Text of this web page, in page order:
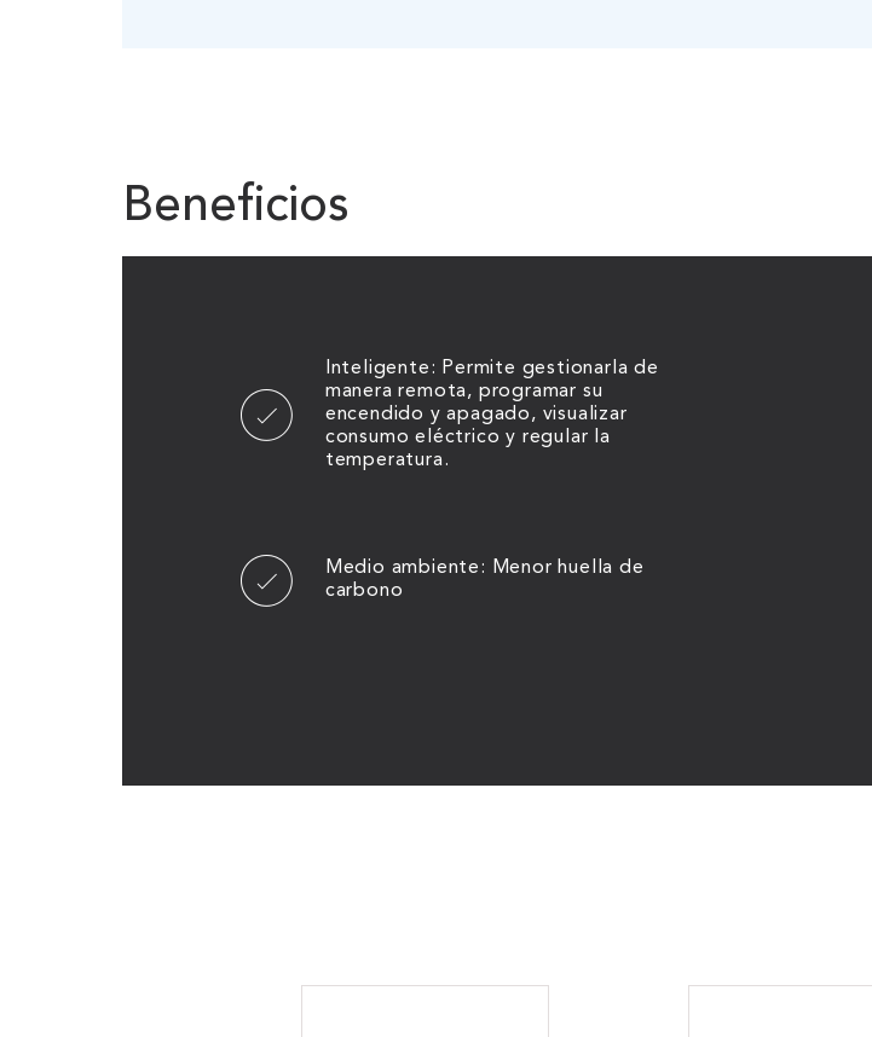
Beneficios
Inteligente: Permite gestionarla de
manera remota, programar su
encendido y apagado, visualizar
consumo eléctrico y regular la
temperatura.
Medio ambiente: Menor huella de
carbono